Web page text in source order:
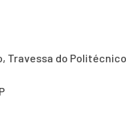
Travessa do